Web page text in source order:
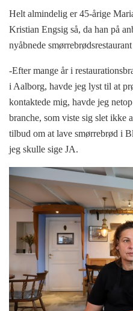
Helt almindelig er 45-årige
Kristian Engsig så, da han på
nyåbnede
-Efter mange år i
i Aalborg, havde jeg lyst til at
kontaktede mig, havde jeg
branche, som viste sig slet
tilbud om at lave smørrebrød i
jeg skulle sige JA.